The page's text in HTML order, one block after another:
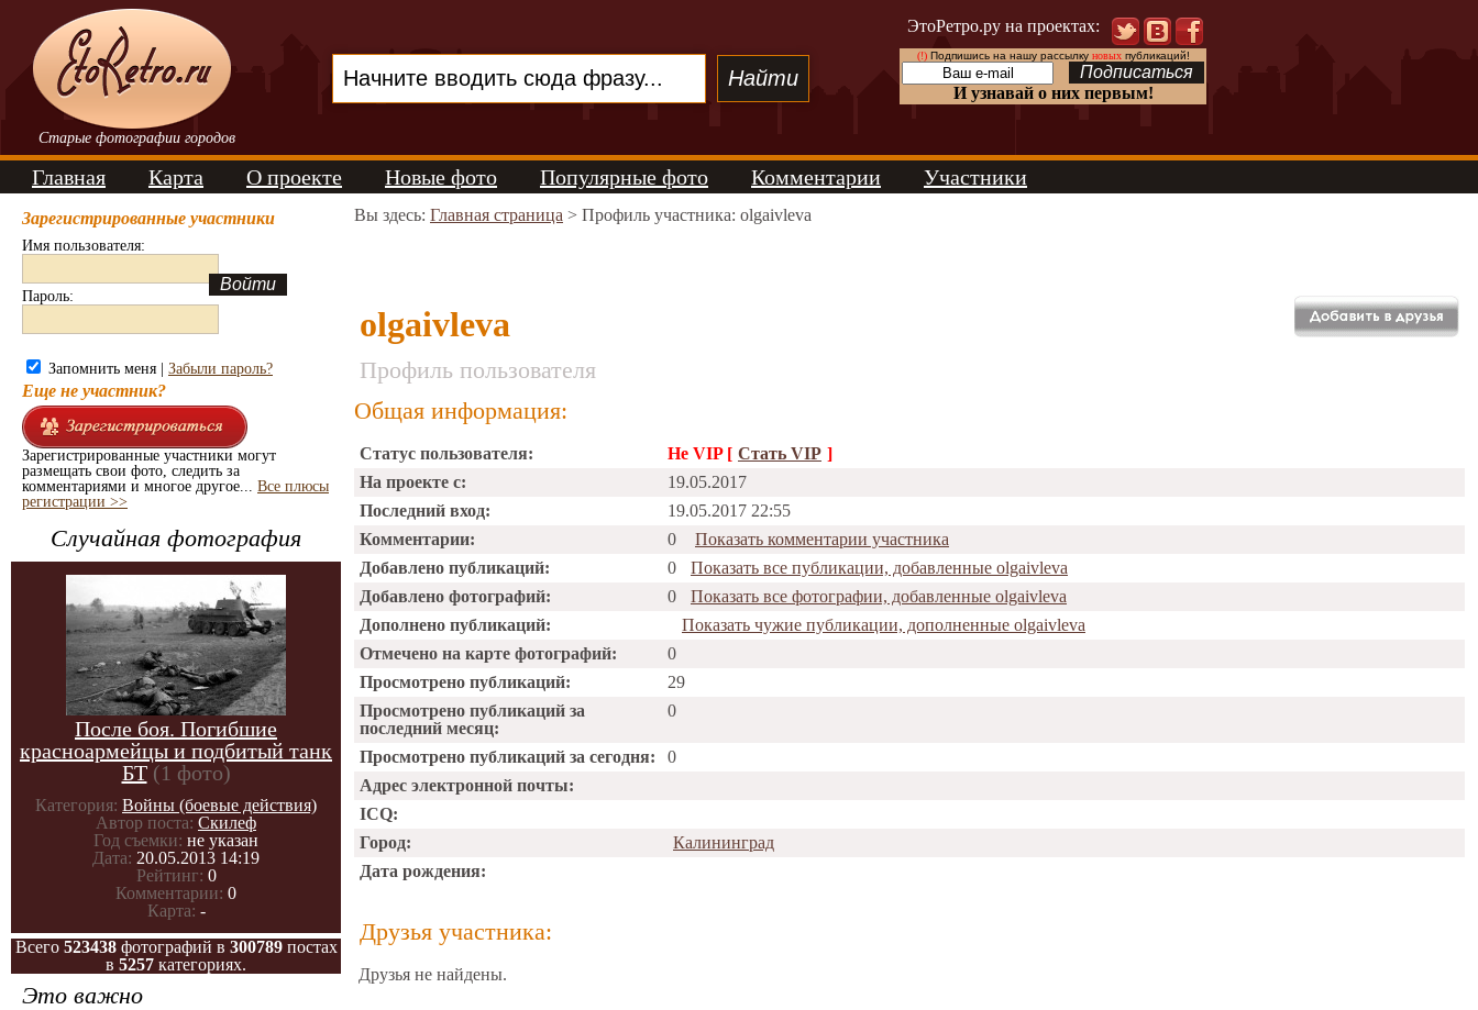
Старые фотографии городов
ЭтоРетро.ру на проектах:
(!)Подпишись на нашу рассылку новыхпубликаций!
И узнавай о них первым!
Главная Карта О проекте Новые фото Популярные фото Комментарии Участники
Зарегистрированные участники
Имя пользователя:
Пароль:
Запомнить меня | Забыли пароль?
Еще не участник?
Зарегистрированные участники могут
размещать свои фото, следить за
комментариями и многое другое... Все плюсы
регистрации >>
Случайная фотография
После боя. Погибшие
красноармейцы и подбитый танк
БТ (1 фото)
Категория: Войны (боевые действия)
Автор поста: Скилеф
Год съемки: не указан
Дата: 20.05.2013 14:19
Рейтинг: 0
Комментарии: 0
Карта: -
Всего 523438фотографий в 300789постах
в 5257 категориях.
Это важно
Вы здесь: Главная страница > Профиль участника: olgaivleva
olgaivleva
Профиль пользователя
Общая информация:
Статус пользователя: Не VIP [ Стать VIP ]
На проекте с:
19.05.2017
Последний вход:
19.05.2017 22:55
Комментарии:
0
Показать комментарии участника
Добавлено публикаций:
0
Показать все публикации, добавленные olgaivleva
Добавлено фотографий:
0
Показать все фотографии, добавленные olgaivleva
Дополнено публикаций:
Показать чужие публикации, дополненные olgaivleva
Отмечено на карте фотографий:
0
Просмотрено публикаций:
29
Просмотрено публикаций за
последний месяц:
0
Просмотрено публикаций за сегодня:
0
Адрес электронной почты:
ICQ:
Город:
Калининград
Дата рождения:
Друзья участника:
Друзья не найдены.